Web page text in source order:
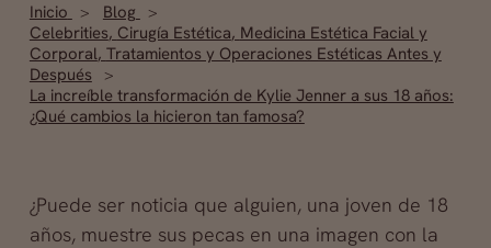
Inicio
Blog
Celebrities, Cirugía Estética, Medicina Estética Facial y
Corporal, Tratamientos y Operaciones Estéticas Antes y
Después
La increíble transformación de Kylie Jenner a sus 18 años:
¿Qué cambios la hicieron tan famosa?
¿Puede ser noticia que alguien, una joven de 18
años, muestre sus pecas en una imagen con la